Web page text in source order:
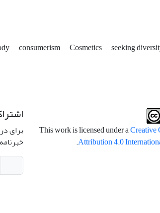
consumerism Cosmetics
seeking
This work is licensed under aCreative
Attribution 4.0
.
برای